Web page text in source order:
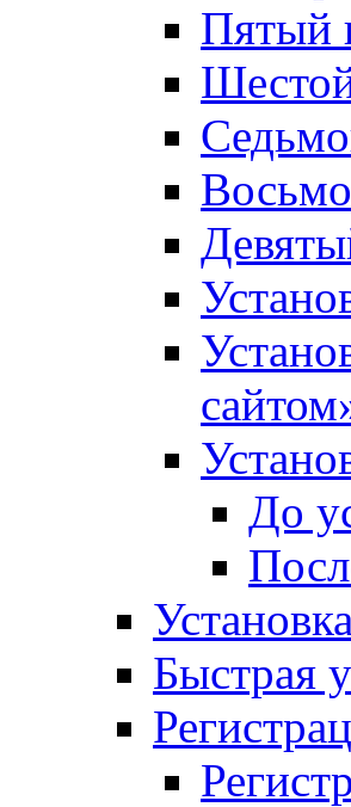
Пятый
До
Быстрая